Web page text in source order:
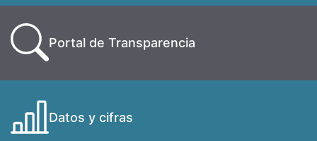
Portal de Transparencia
Datos y cifras